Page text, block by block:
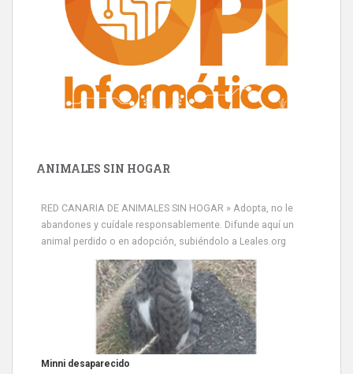
ANIMALES SIN HOGAR
RED CANARIA DE ANIMALES SIN HOGAR » Adopta, no le
abandones y cuídale responsablemente. Difunde aquí un
animal perdido o en adopción, subiéndolo a Leales.org
Siami Perdida